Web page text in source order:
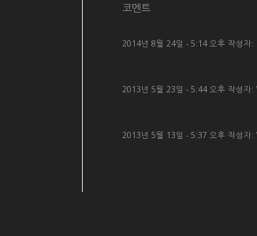
코멘트
2014년 8월 24일 - 5:14 오후 작성자:
2013년 5월 23일 - 5:44 오후 작성자:
2013년 5월 13일 - 5:37 오후 작성자: